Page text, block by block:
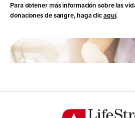
Para obtener más información sobre las
donaciones de sangre, haga clicaquí.